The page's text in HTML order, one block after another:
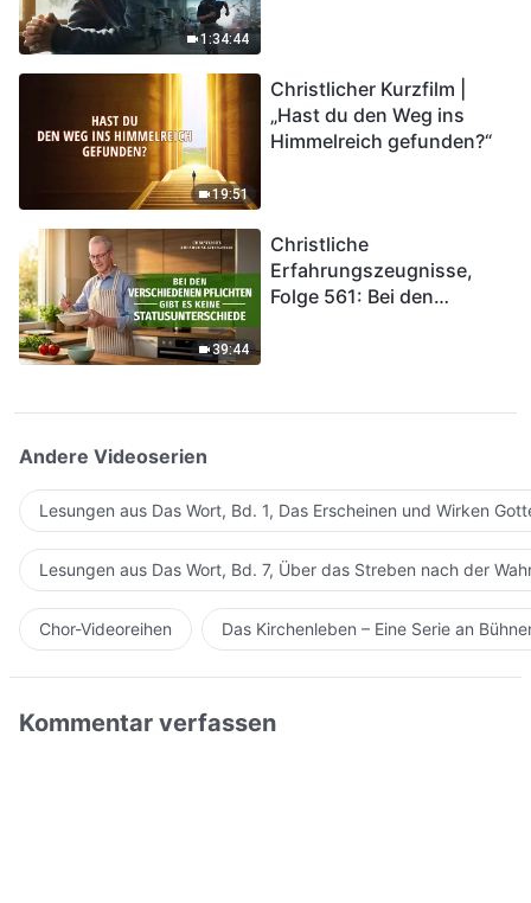
1:34:44
in das Königreich Gottes
eintreten?
19:51
Christlicher Kurzfilm |
„Hast du den Weg ins
Himmelreich gefunden?“
39:44
Christliche
Erfahrungszeugnisse,
Folge 561: Bei den
Andere Videoserien
Lesungen aus Das Wort, Bd. 1, Das Erscheinen und Wirken
Lesungen aus Das Wort, Bd. 7, Über das Streben nach der
Chor-Videoreihen Das Kirchenleben – Eine Serie an
Kommentar verfassen